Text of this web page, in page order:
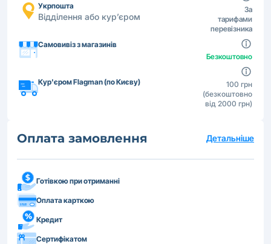
Укрпошта
Відділення або кур’єром
За
тарифами
перевізника
Самовивіз з магазинів
Безкоштовно
Кур'єром Flagman (по Києву)
100 грн
(безкоштовно
від 2000 грн)
Оплата замовлення Детальніше
Готівкою при отриманні
Оплата карткою
Кредит
Сертифікатом